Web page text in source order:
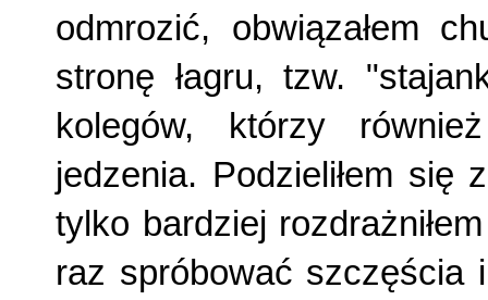
odmrozić, obwiązałem
stronę łagru, tzw.
kolegów, którzy
jedzenia. Podzieliłem się
tylko bardziej
raz spróbować szczęścia